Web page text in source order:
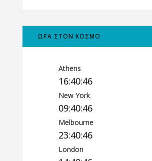
ΩΡΑ ΣΤΟΝ ΚΟΣΜΟ
Athens
16:40:47
New York
09:40:47
Melbourne
23:40:47
London